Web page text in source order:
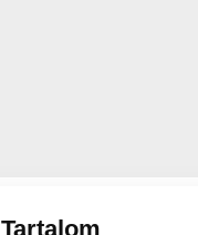
Tartalom